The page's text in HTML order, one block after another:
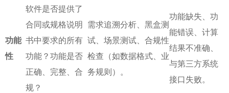
功能
性
软件是否提供了
合同或规格说明
书中要求的所有
功能？功能是否
正确、完整、合
规？
需求追溯分析、黑盒测
试、场景测试、合规性
检查（如数据格式、业
务规则）。
功能缺失、功
能错误、计算
结果不准确、
与第三方系统
接口失败。